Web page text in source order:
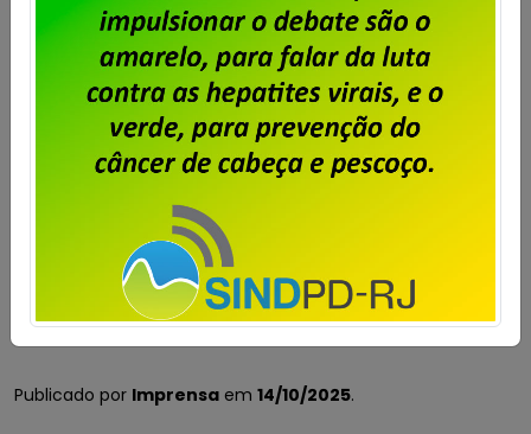
Serpro – assembleia para deliberar
greve por tempo indeterminado
Publicado por Imprensa em 14/10/2025.